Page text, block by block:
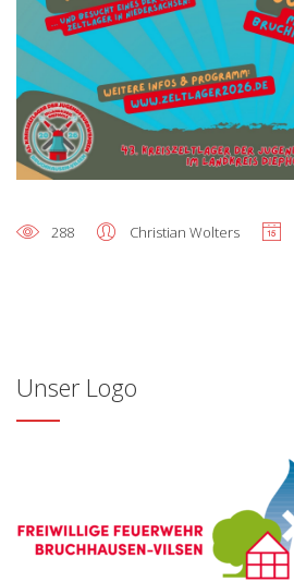
288 Christian Wolters
Unser Logo